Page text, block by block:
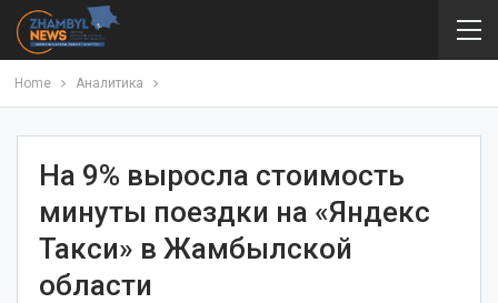
Home Аналитика
На 9% выросла стоимость
минуты поездки на «Яндекс
Такси» в Жамбылской
области